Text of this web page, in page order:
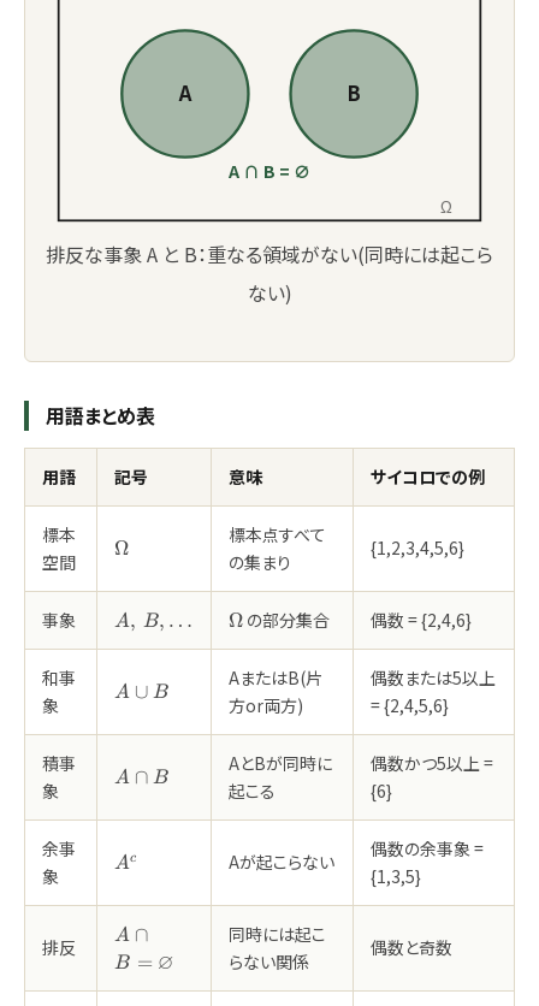
Ω
A B
A ∩ B = ∅
排反な事象 A と B：重なる領域がない(同時には起こら
ない)
用語まとめ表
用語 記号 意味 サイコロでの例
標本
空間
\Omega
Ω
標本点すべて
の集まり
{1,2,3,4,5,6}
事象 A,\,B,\dots
A, B, … \Omega
Ω の部分集合 偶数 = {2,4,6}
和事
象
A\cup
A ∪ B
AまたはB(片
方or両方)
偶数または5以上
= {2,4,5,6}
積事
象
A\cap
A ∩ B
AとBが同時に
起こる
偶数かつ5以上 =
{6}
余事
象
A^c
Ac Aが起こらない
偶数の余事象 =
{1,3,5}
排反
A\cap
B=\varnothing
A ∩
B = ∅
同時には起こ
らない関係
偶数と奇数